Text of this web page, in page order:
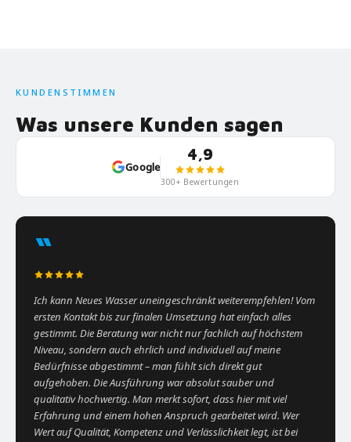
KUNDENSTIMMEN
Was unsere Kunden sagen
Google
4,9
300+ Bewertungen
“
Ich kann Neues Wasser uneingeschränkt weiterempfehlen! Vom
ersten Kontakt bis zur finalen Umsetzung hat einfach alles
gestimmt. Die Beratung war nicht nur fachlich auf höchstem
Niveau, sondern auch ehrlich und individuell auf meine
Bedürfnisse abgestimmt – man fühlt sich direkt gut
aufgehoben. Die Ausführung war absolut sauber und
qualitativ hochwertig. Man merkt sofort, dass hier mit viel
Erfahrung und einem hohen Anspruch gearbeitet wird. Wer
Wert auf Qualität, Kompetenz und Verlässlichkeit legt, ist bei